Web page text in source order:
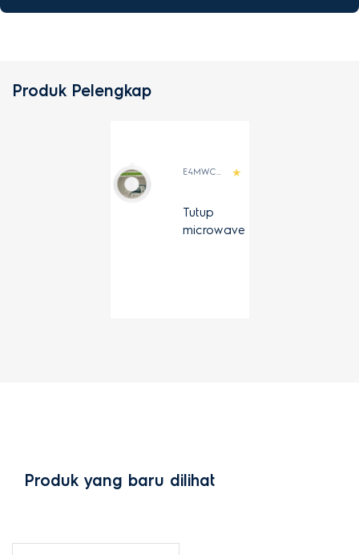
Produk Pelengkap
E4MWCOV1
Tutup
microwave
Produk yang baru dilihat